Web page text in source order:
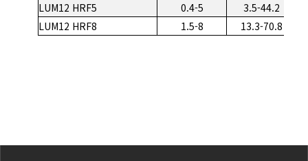
LUM12 HRF5
0.4-5
3.5-44.2
LUM12 HRF8
1.5-8 13.3-70.8